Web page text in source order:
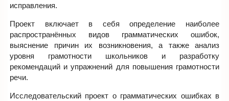
исправления.
Проект включает в себя определение наиболее
распространённых видов грамматических ошибок,
выяснение причин их возникновения, а также анализ
уровня грамотности школьников и разработку
рекомендаций и упражнений для повышения грамотности
речи.
Исследовательский проект о грамматических ошибках в